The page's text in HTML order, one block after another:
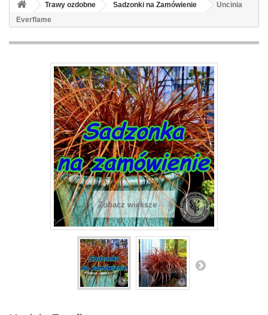
Trawy ozdobne Sadzonki na Zamówienie
Uncinia
Everflame
Zobacz większe